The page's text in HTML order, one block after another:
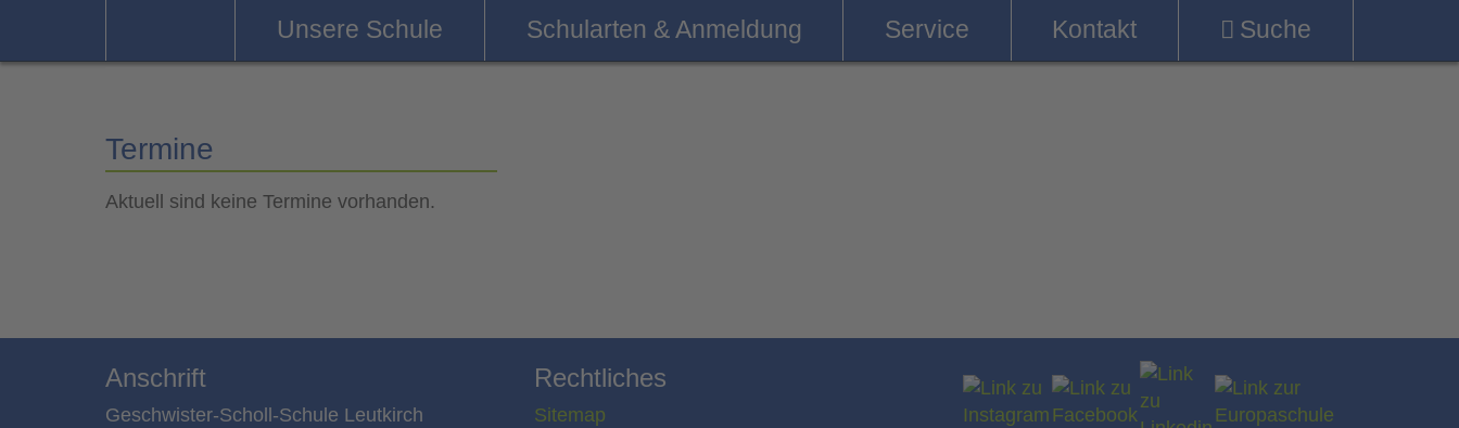
Unsere Schule Schularten & Anmeldung Service Kontakt Suche
Termine
Aktuell sind keine Termine vorhanden.
Anschrift
Geschwister-Scholl-Schule Leutkirch
Rechtliches
Sitemap